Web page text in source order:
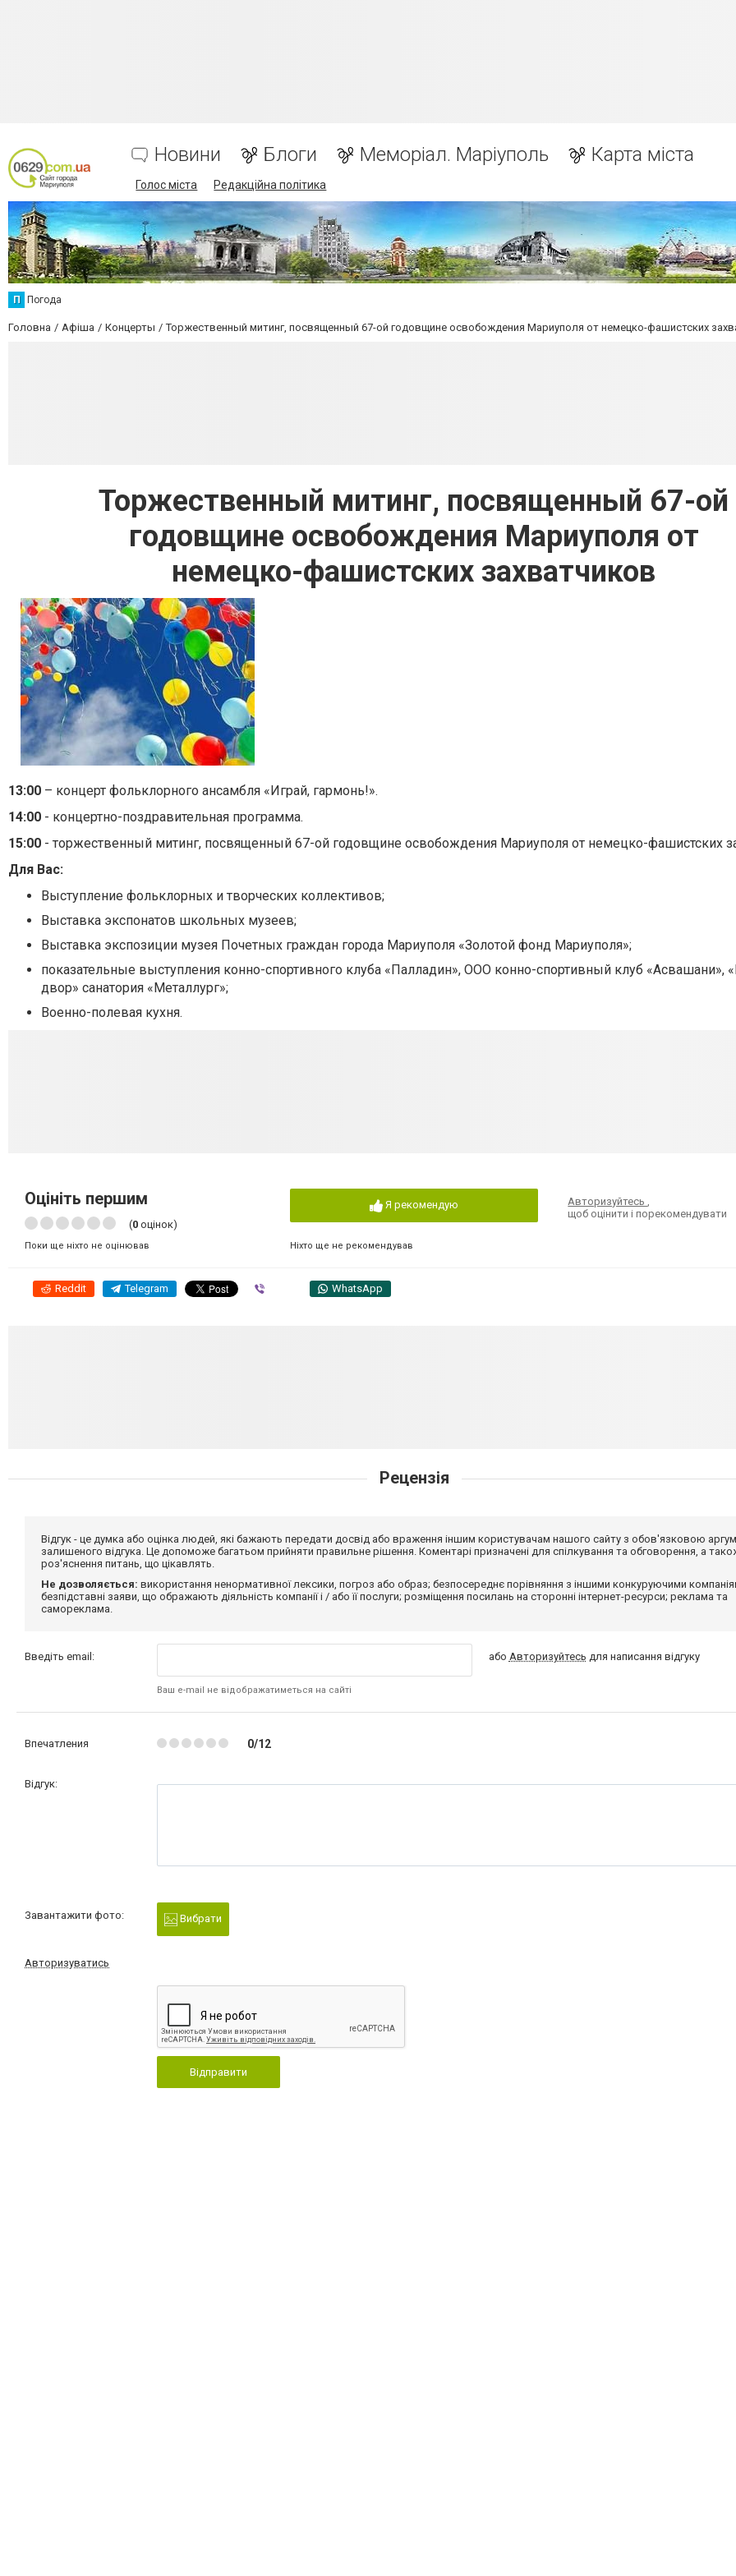
Новини Блоги Меморіал. Маріуполь Карта міста
Голос міста Редакційна політика
П Погода
Головна Афіша Концерты Торжественный митинг, посвященный 67-ой годовщине освобождения Мариуполя от немецко-фашистских
Торжественный митинг, посвященный 67-ой
годовщине освобождения Мариуполя от
немецко-фашистских захватчиков
13:00 – концерт фольклорного ансамбля «Играй, гармонь!».
14:00 - концертно-поздравительная программа.
15:00 - торжественный митинг, посвященный 67-ой годовщине освобождения Мариуполя от немецко-фашистских
Для Вас:
Выступление фольклорных и творческих коллективов;
Выставка экспонатов школьных музеев;
Выставка экспозиции музея Почетных граждан города Мариуполя «Золотой фонд Мариуполя»;
показательные выступления конно-спортивного клуба «Палладин», ООО конно-спортивный клуб «Асвашани»,
двор» санатория «Металлург»;
Военно-полевая кухня.
Оцініть першим
(0 оцінок)
Поки ще ніхто не оцінював
Я рекомендую
Ніхто ще не рекомендував
Авторизуйтесь,
щоб оцінити і порекомендувати
Reddit Telegram WhatsApp
Рецензія
Відгук - це думка або оцінка людей, які бажають передати досвід або враження іншим користувачам нашого сайту з обов'язковою
залишеного відгука. Це допоможе багатьом прийняти правильне рішення. Коментарі призначені для спілкування та обговорення, а
роз'яснення питань, що цікавлять.
Не дозволяється: використання ненормативної лексики, погроз або образ; безпосереднє порівняння з іншими конкуруючими
безпідставні заяви, що ображають діяльність компанії і / або її послуги; розміщення посилань на сторонні інтернет-ресурси; реклама та
самореклама.
Введіть email:
Ваш e-mail не відображатиметься на сайті
або Авторизуйтесь для написання відгуку
Впечатления 0/12
Відгук:
Завантажити фото: Вибрати
Авторизуватись
Відправити